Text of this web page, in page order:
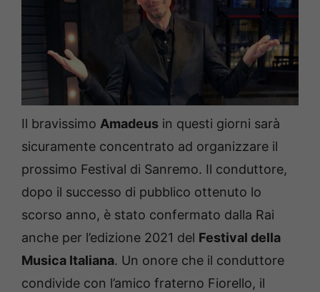
Il bravissimo Amadeus in questi giorni sarà
sicuramente concentrato ad organizzare il
prossimo Festival di Sanremo. Il conduttore,
dopo il successo di pubblico ottenuto lo
scorso anno, è stato confermato dalla Rai
anche per l’edizione 2021 del Festival della
Musica Italiana. Un onore che il conduttore
condivide con l’amico fraterno Fiorello, il